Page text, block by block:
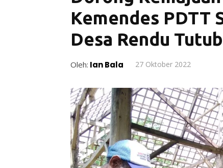
Kemendes PDTT
Desa Rendu
Oleh: Ian Bala 27 Oktober 2022